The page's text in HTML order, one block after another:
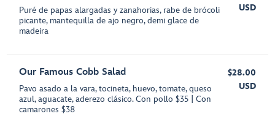
Puré de papas alargadas y zanahorias, rabe de brócoli
picante, mantequilla de ajo negro, demi glace de
madeira
USD
Our Famous Cobb Salad
Pavo asado a la vara, tocineta, huevo, tomate, queso
azul, aguacate, aderezo clásico. Con pollo $35 | Con
camarones $38
$28.00
USD